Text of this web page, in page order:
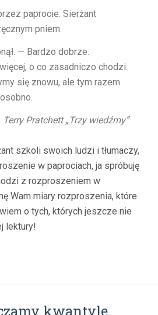
paprocie. Sierżant
pniem.
— Bardzo dobrze.
o co zasadniczo chodzi.
się znowu, ale tym razem
Terry Pratchett „Trzy wiedźmy”
szkoli swoich ludzi i tłumaczy,
w paprociach, ja spróbuję
z rozproszeniem w
Wam miary rozproszenia, które
o tych, których jeszcze nie
lektury!
kwantyle